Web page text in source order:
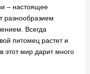
– настоящее
разнообразием
Всегда
питомец растет и
этот мир дарит много